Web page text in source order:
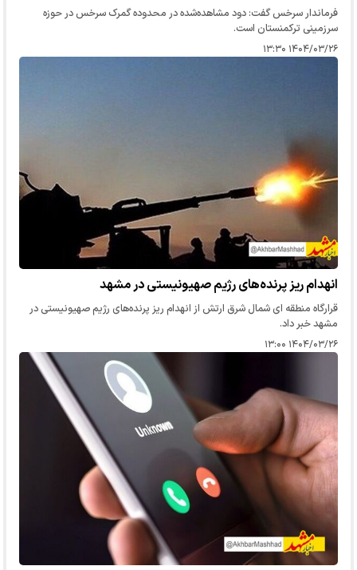
فرماندار سرخس گفت: دود مشاهده‌شده در محدوده گمرک سرخس در حوزه
سرزمینی ترکمنستان است.
۱۴۰۴/۰۳/۲۶ ۱۳:۳۰
انهدام ریز پرنده‌های رژیم صهیونیستی در مشهد
قرارگاه منطقه ای شمال شرق ارتش از انهدام ریز پرنده‌های رژیم صهیونیستی در
مشهد خبر داد.
۱۴۰۴/۰۳/۲۶ ۱۳:۰۰